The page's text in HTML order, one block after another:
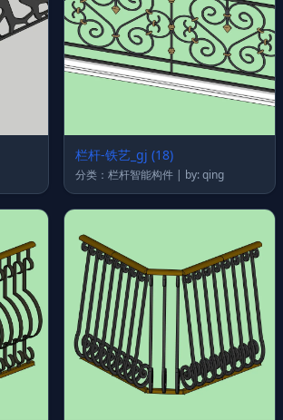
栏杆-铁艺_gj (18)
分类：栏杆智能构件 | by: qing